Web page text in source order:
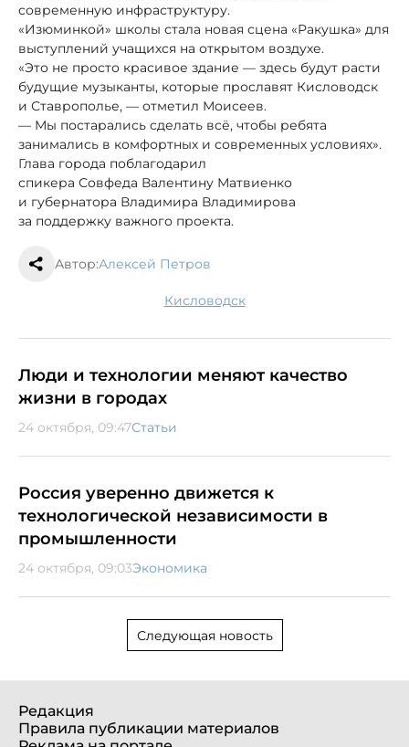
современную инфраструктуру.
«Изюминкой» школы стала новая сцена «Ракушка» для
выступлений учащихся на открытом воздухе.
«Это не просто красивое здание — здесь будут расти
будущие музыканты, которые прославят Кисловодск
и Ставрополье, — отметил Моисеев.
— Мы постарались сделать всё, чтобы ребята
занимались в комфортных и современных условиях».
Глава города поблагодарил
спикера Совфеда Валентину Матвиенко
и губернатора Владимира Владимирова
за поддержку важного проекта.
Автор:Алексей Петров
Кисловодск
Люди и технологии меняют качество
жизни в городах
24 октября, 09:47Статьи
Россия уверенно движется к
технологической независимости в
промышленности
24 октября, 09:03Экономика
Следующая новость
Редакция
Правила публикации материалов